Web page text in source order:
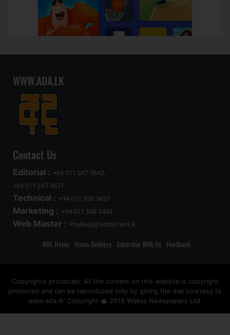
WWW.ADA.LK
Contact Us
Editorial : +94 011 247 9642,
+94 011 247 9671
Technical : +94 011 538 3437
Marketing : +94 011 538 3439
Web Master : Pradeep@admin.wnl.lk
WNL Home Home Delivery Advertise With Us Feedback
Copyrights protected: All the content on this website is copyright
protected and can be reproduced only by giving the due courtesy to
www.ada.lk' Copyright � 2018 Wijeya Newspapers Ltd.